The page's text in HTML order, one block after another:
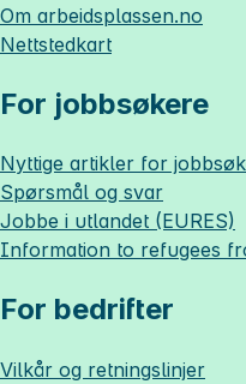
Om arbeidsplassen.no
Nettstedkart
For jobbsøkere
Nyttige artikler for
Spørsmål og svar
Jobbe i utlandet (EURES)
Information to refugees
For bedrifter
Vilkår og retningslinjer